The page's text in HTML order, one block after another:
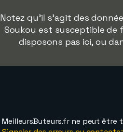
Notez qu'il s'agit des
Soukou est susceptible de
disposons pas ici, ou
MeilleursButeurs.fr ne peut être